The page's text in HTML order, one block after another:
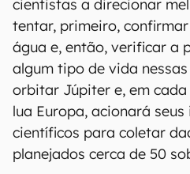
cientistas a direcionar
tentar, primeiro,
água e, então, verificar a
algum tipo de vida
orbitar Júpiter e, em
lua Europa, acionará
científicos para coletar
planejados cerca de 50